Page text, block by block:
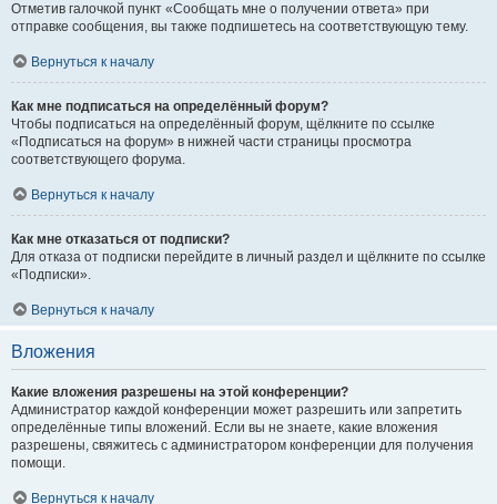
Отметив галочкой пункт «Сообщать мне о получении ответа» при
отправке сообщения, вы также подпишетесь на соответствующую тему.
Вернуться к началу
Как мне подписаться на определённый форум?
Чтобы подписаться на определённый форум, щёлкните по ссылке
«Подписаться на форум» в нижней части страницы просмотра
соответствующего форума.
Вернуться к началу
Как мне отказаться от подписки?
Для отказа от подписки перейдите в личный раздел и щёлкните по ссылке
«Подписки».
Вернуться к началу
Вложения
Какие вложения разрешены на этой конференции?
Администратор каждой конференции может разрешить или запретить
определённые типы вложений. Если вы не знаете, какие вложения
разрешены, свяжитесь с администратором конференции для получения
помощи.
Вернуться к началу